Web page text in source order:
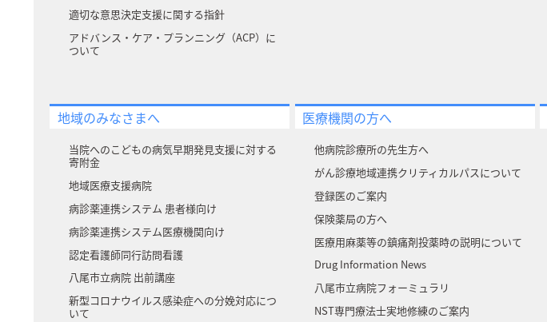
適切な意思決定支援に関する指針
アドバンス・ケア・プランニング（ACP）に
ついて
地域のみなさまへ
当院へのこどもの病気早期発見支援に対する
寄附⾦
地域医療支援病院
病診薬連携システム 患者様向け
病診薬連携システム医療機関向け
認定看護師同行訪問看護
八尾市立病院 出前講座
新型コロナウイルス感染症への分娩対応につ
いて
医療機関の方へ
他病院診療所の先生方へ
がん診療地域連携クリティカルパスについて
登録医のご案内
保険薬局の方へ
医療用麻薬等の鎮痛剤投薬時の説明について
Drug Information News
八尾市立病院フォーミュラリ
NST専門療法士実地修練のご案内